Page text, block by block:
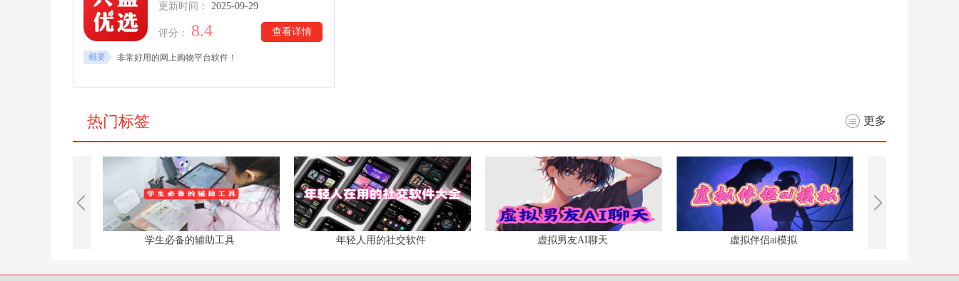
更新时间：
2025-09-29
查看详情
评分： 8.4
概要 非常好用的网上购物平台软件！
热门标签 更多
学生必备的辅助工具 年轻人用的社交软件 虚拟男友AI聊天 虚拟伴侣ai模拟